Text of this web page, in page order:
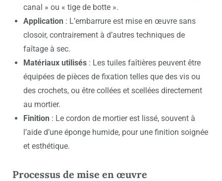
canal » ou « tige de botte ».
Application : L’embarrure est mise en œuvre sans
closoir, contrairement à d’autres techniques de
faîtage à sec.
Matériaux utilisés : Les tuiles faîtières peuvent être
équipées de pièces de fixation telles que des vis ou
des crochets, ou être collées et scellées directement
au mortier.
Finition : Le cordon de mortier est lissé, souvent à
l’aide d’une éponge humide, pour une finition soignée
et esthétique.
Processus de mise en œuvre